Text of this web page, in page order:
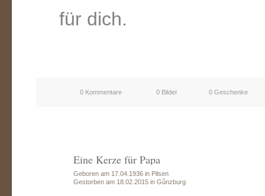
für dich.
0 Kommentare 0 Bilder 0 Geschenke
Eine Kerze für Papa
Geboren am 17.04.1936 in Pilsen
Gestorben am 18.02.2015 in Gůnzburg